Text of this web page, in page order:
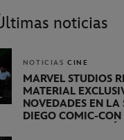
noticias
NOTICIAS CINE
MARVEL STUDIOS
MATERIAL
NOVEDADES EN LA
DIEGO COMIC-